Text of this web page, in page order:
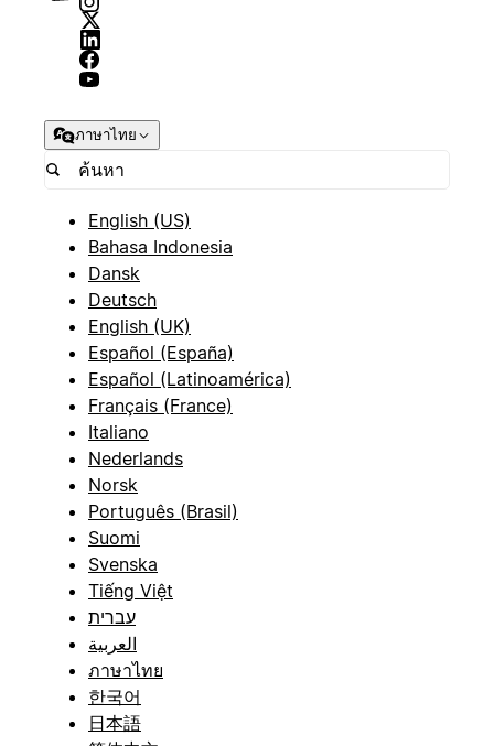
ภาษาไทย
English (US)
Bahasa Indonesia
Dansk
Deutsch
English (UK)
Español (España)
Español (Latinoamérica)
Français (France)
Italiano
Nederlands
Norsk
Português (Brasil)
Suomi
Svenska
Tiếng Việt
עברית
العربية
ภาษาไทย
한국어
日本語